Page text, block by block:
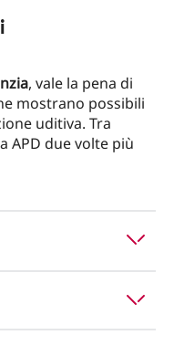
, vale la pena di
mostrano possibili
uditiva. Tra
APD due volte più